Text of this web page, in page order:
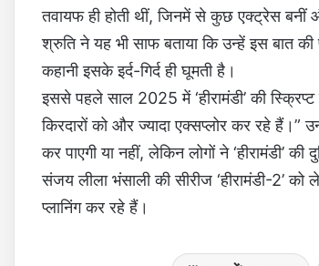
तवायफ ही होती थीं, जिनमें से कुछ एक्ट्रेस
श्रुति ने यह भी साफ बताया कि उन्हें इस बात की
कहानी इसके इर्द-गिर्द ही घूमती है।
इससे पहले साल 2025 में ‘हीरामंडी’ की
किरदारों को और ज्यादा एक्सप्लोर कर रहे
कर पाएगी या नहीं, लेकिन लोगों ने ‘हीरामंडी’
संजय लीला भंसाली की सीरीज ‘हीरामंडी-2’
प्लानिंग कर रहे हैं।